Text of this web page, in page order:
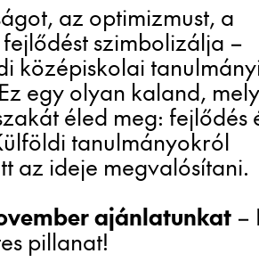
az optimizmust, a
szimbolizálja –
középiskolai
egy olyan kaland, mely
éled meg: fejlődés
tanulmányokról
az ideje megvalósítani.
ajánlatunkat –
pillanat!